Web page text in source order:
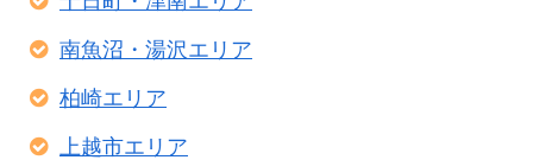
南魚沼・湯沢エリア
柏崎エリア
上越市エリア